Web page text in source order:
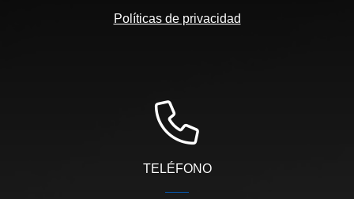
Políticas de privacidad
TELÉFONO